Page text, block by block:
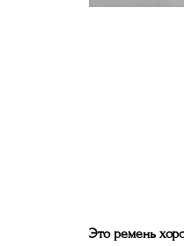
Это ремень